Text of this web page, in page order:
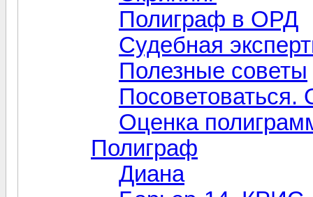
Полиграф в ОРД
Судебная
Полезные советы
Посоветоваться.
Оценка
Полиграф
Диана